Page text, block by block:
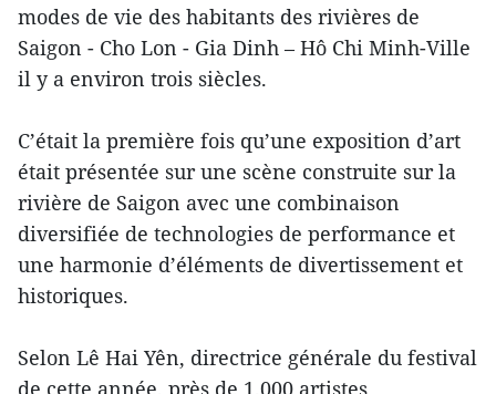
modes de vie des habitants des rivières de
Saigon - Cho Lon - Gia Dinh – Hô Chi Minh-Ville
il y a environ trois siècles.
C’était la première fois qu’une exposition d’art
était présentée sur une scène construite sur la
rivière de Saigon avec une combinaison
diversifiée de technologies de performance et
une harmonie d’éléments de divertissement et
historiques.
Selon Lê Hai Yên, directrice générale du festival
de cette année, près de 1.000 artistes